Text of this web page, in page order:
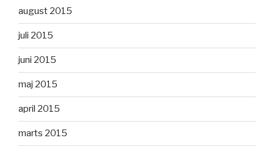
august 2015
juli 2015
juni 2015
maj 2015
april 2015
marts 2015